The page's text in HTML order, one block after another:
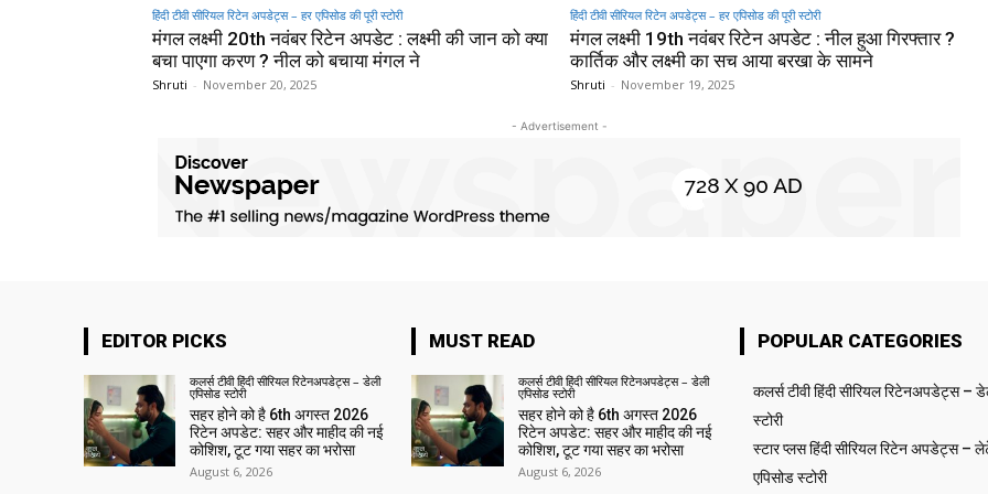
हिंदी टीवी सीरियल रिटेन अपडेट्स – हर एपिसोड की पूरी स्टोरी
मंगल लक्ष्मी 20th नवंबर रिटेन अपडेट : लक्ष्मी की जान को क्या
बचा पाएगा करण ? नील को बचाया मंगल ने
Shruti - November 20, 2025
हिंदी टीवी सीरियल रिटेन अपडेट्स – हर एपिसोड की पूरी स्टोरी
मंगल लक्ष्मी 19th नवंबर रिटेन अपडेट : नील हुआ गिरफ्तार ?
कार्तिक और लक्ष्मी का सच आया बरखा के सामने
Shruti - November 19, 2025
- Advertisement -
EDITOR PICKS
कलर्स टीवी हिंदी सीरियल रिटेनअपडेट्स – डेली
एपिसोड स्टोरी
सहर होने को है 6th अगस्त 2026
रिटेन अपडेट: सहर और माहीद की नई
कोशिश, टूट गया सहर का भरोसा
August 6, 2026
MUST READ
कलर्स टीवी हिंदी सीरियल रिटेनअपडेट्स – डेली
एपिसोड स्टोरी
सहर होने को है 6th अगस्त 2026
रिटेन अपडेट: सहर और माहीद की नई
कोशिश, टूट गया सहर का भरोसा
August 6, 2026
POPULAR CATEGORIES
कलर्स टीवी हिंदी सीरियल रिटेनअपडेट्स –
स्टोरी
स्टार प्लस हिंदी सीरियल रिटेन अपडेट्स –
एपिसोड स्टोरी